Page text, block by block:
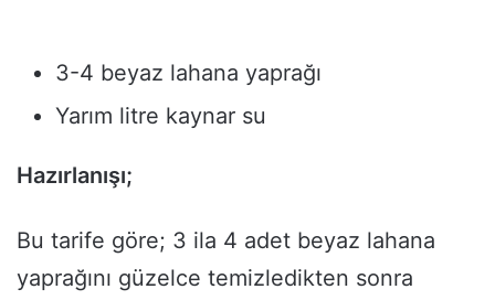
3-4 beyaz lahana yaprağı
Yarım litre kaynar su
Hazırlanışı;
Bu tarife göre; 3 ila 4 adet beyaz lahana
yaprağını güzelce temizledikten sonra